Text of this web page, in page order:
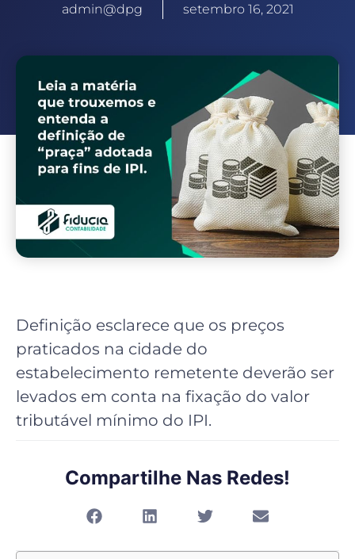
admin@dpg setembro 16, 2021
Definição esclarece que os preços
praticados na cidade do
estabelecimento remetente deverão ser
levados em conta na fixação do valor
tributável mínimo do IPI.
Compartilhe Nas Redes!